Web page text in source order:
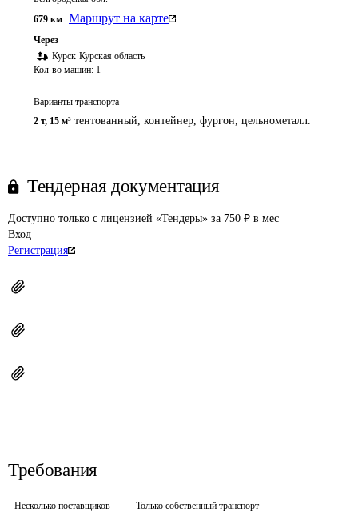
679 км Маршрут на карте
Через
Курск Курская область
Кол-во машин: 1
Варианты транспорта
2 т, 15 м³ тентованный, контейнер, фургон, цельнометалл.
Тендерная документация
Доступно только с лицензией «Тендеры» за 750 ₽ в мес
Вход
Регистрация
Требования
Несколько поставщиков Только собственный транспорт